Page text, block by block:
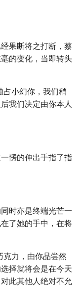
果断将之打断，蔡
的变化，当即转头
占小幻你，我们稍
我们决定由你本人
愣的伸出手指了指
时亦是终端光芒一
了她的手中，在将
克力，由你品尝然
择就将会是在今天
此其他人绝对不允